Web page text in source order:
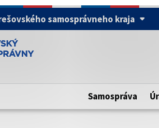
samosprávneho kraja
stránka Prešovského
Samospráva